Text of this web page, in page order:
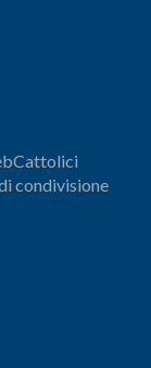
condivisione